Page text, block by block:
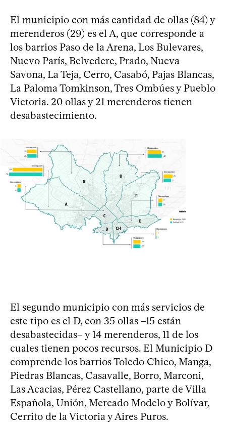
El municipio con más cantidad de ollas (84) y
merenderos (29) es el A, que corresponde a
los barrios Paso de la Arena, Los Bulevares,
Nuevo París, Belvedere, Prado, Nueva
Savona, La Teja, Cerro, Casabó, Pajas Blancas,
La Paloma Tomkinson, Tres Ombúes y Pueblo
Victoria. 20 ollas y 21 merenderos tienen
desabastecimiento.
El segundo municipio con más servicios de
este tipo es el D, con 35 ollas –15 están
desabastecidas– y 14 merenderos, 11 de los
cuales tienen pocos recursos. El Municipio D
comprende los barrios Toledo Chico, Manga,
Piedras Blancas, Casavalle, Borro, Marconi,
Las Acacias, Pérez Castellano, parte de Villa
Española, Unión, Mercado Modelo y Bolívar,
Cerrito de la Victoria y Aires Puros.